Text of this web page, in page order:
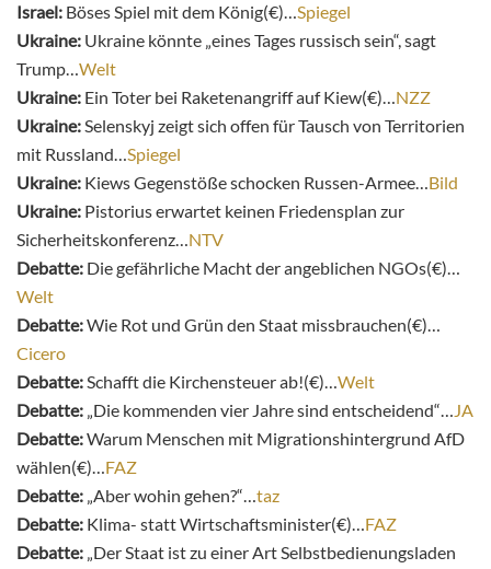
Israel: Böses Spiel mit dem König(€)…Spiegel
Ukraine: Ukraine könnte „eines Tages russisch sein“, sagt
Trump…Welt
Ukraine: Ein Toter bei Raketenangriff auf Kiew(€)…NZZ
Ukraine:Selenskyj zeigt sich offen für Tausch von Territorien
mit Russland…Spiegel
Ukraine: Kiews Gegenstöße schocken Russen-Armee…Bild
Ukraine: Pistorius erwartet keinen Friedensplan zur
Sicherheitskonferenz…NTV
Debatte: Die gefährliche Macht der angeblichen NGOs(€)…
Welt
Debatte:Wie Rot und Grün den Staat missbrauchen(€)…
Cicero
Debatte:Schafft die Kirchensteuer ab!(€)…Welt
Debatte: „Die kommenden vier Jahre sind entscheidend“…JA
Debatte:Warum Menschen mit Migrationshintergrund AfD
wählen(€)…FAZ
Debatte: „Aber wohin gehen?​“…taz
Debatte: Klima- statt Wirtschaftsminister(€)…FAZ
Debatte: „Der Staat ist zu einer Art Selbstbedienungsladen